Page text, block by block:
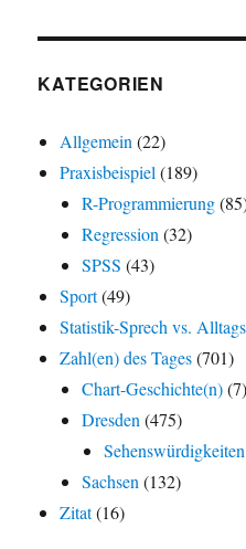
KATEGORIEN
Allgemein(22)
Praxisbeispiel(189)
R-Programmierung
Regression(32)
SPSS (43)
Sport(49)
Statistik-Sprech vs.
Zahl(en) des Tages(701)
Chart-Geschichte(n)(7)
Dresden(475)
Sachsen(132)
Zitat(16)